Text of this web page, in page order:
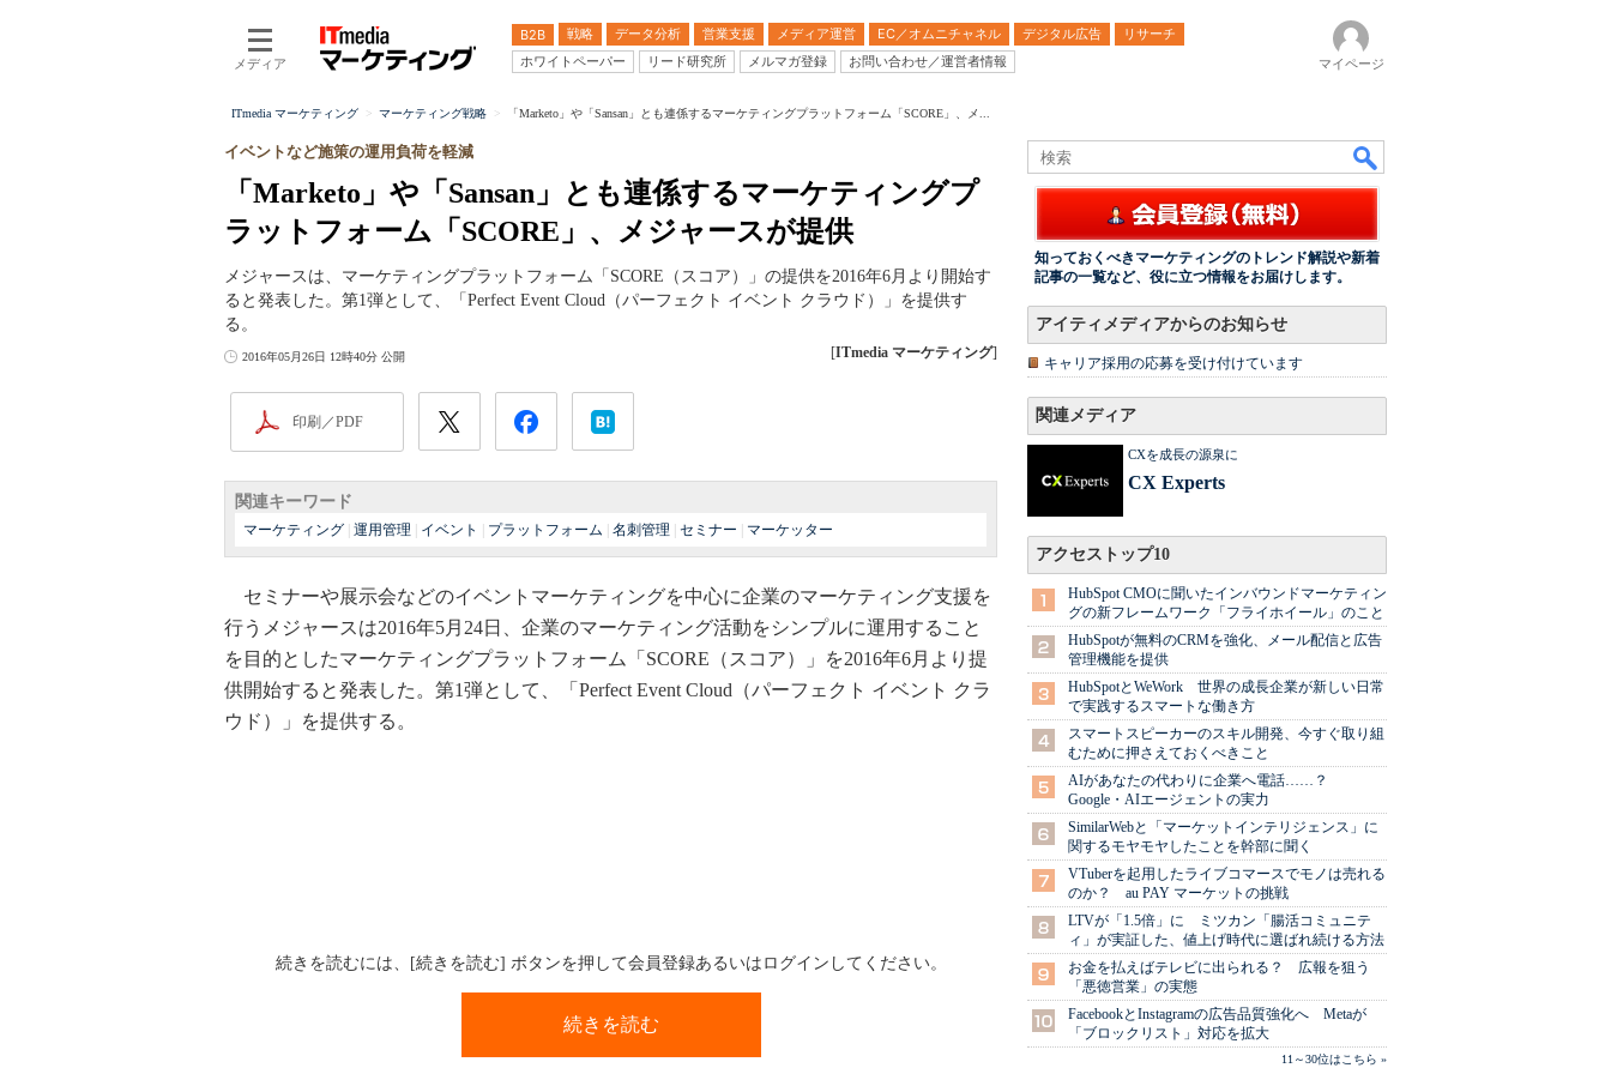
メディア
B2B 戦略 データ分析 営業支援 メディア運営 EC／オムニチャネル デジタル広告
リサーチ
ホワイトペーパー
リード研究所 メルマガ登録 お問い合わせ／運営者情報 マイページ
ITmedia マーケティング マーケティング戦略 「Marketo」や「Sansan」とも連係するマーケティングプラットフォーム「SCORE」、メ...
「Marketo」や「Sansan」とも連係するマーケティングプ
ラットフォーム「SCORE」、メジャースが提供
イベントなど施策の運用負荷を軽減
メジャースは、マーケティングプラットフォーム「SCORE（スコア）」の提供を2016年6月より開始す
ると発表した。第1弾として、「Perfect Event Cloud（パーフェクト イベント クラウド）」を提供す
る。
2016年05月26日 12時40分 公開 [ITmedia マーケティング]
印刷／PDF
関連キーワード
マーケティング 運用管理 イベント プラットフォーム 名刺管理 セミナー マーケッター
セミナーや展示会などのイベントマーケティングを中心に企業のマーケティング支援を
行うメジャースは2016年5月24日、企業のマーケティング活動をシンプルに運用すること
を目的としたマーケティングプラットフォーム「SCORE（スコア）」を2016年6月より提
供開始すると発表した。第1弾として、「Perfect Event Cloud（パーフェクト イベント クラ
ウド）」を提供する。
続きを読むには、[続きを読む] ボタンを押して会員登録あるいはログインしてください。
続きを読む
知っておくべきマーケティングのトレンド解説や新着
記事の一覧など、役に立つ情報をお届けします。
アイティメディアからのお知らせ
キャリア採用の応募を受け付けています
関連メディア
CXを成長の源泉に
CX Experts
アクセストップ10
HubSpot CMOに聞いたインバウンドマーケティン
グの新フレームワーク「フライホイール」のこと
HubSpotが無料のCRMを強化、メール配信と広告
管理機能を提供
HubSpotとWeWork 世界の成長企業が新しい日常
で実践するスマートな働き方
スマートスピーカーのスキル開発、今すぐ取り組
むために押さえておくべきこと
AIがあなたの代わりに企業へ電話……？
Google・AIエージェントの実力
SimilarWebと「マーケットインテリジェンス」に
関するモヤモヤしたことを幹部に聞く
VTuberを起用したライブコマースでモノは売れる
のか？ au PAY マーケットの挑戦
LTVが「1.5倍」に ミツカン「腸活コミュニテ
ィ」が実証した、値上げ時代に選ばれ続ける方法
お金を払えばテレビに出られる？ 広報を狙う
「悪徳営業」の実態
FacebookとInstagramの広告品質強化へ Metaが
「ブロックリスト」対応を拡大
11～30位はこちら »